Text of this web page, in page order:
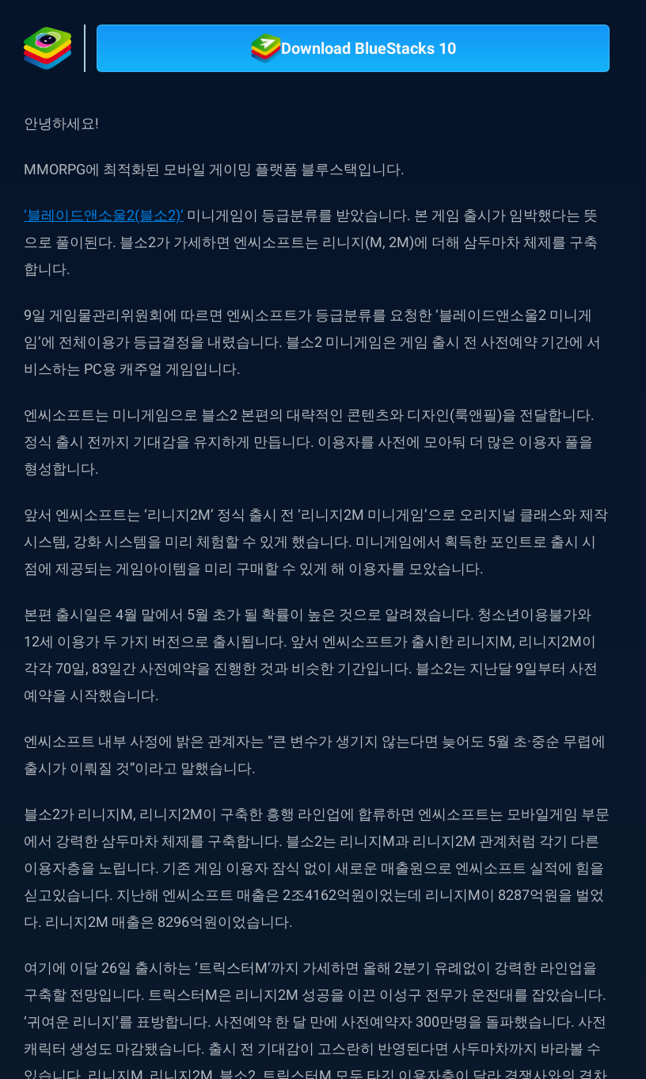
Download BlueStacks 10
안녕하세요!
MMORPG에 최적화된 모바일 게이밍 플랫폼 블루스택입니다.
‘블레이드앤소울2(블소2)’ 미니게임이 등급분류를 받았습니다. 본 게임 출시가 임박했다는 뜻
으로 풀이된다. 블소2가 가세하면 엔씨소프트는 리니지(M, 2M)에 더해 삼두마차 체제를 구축
합니다.
9일 게임물관리위원회에 따르면 엔씨소프트가 등급분류를 요청한 ‘블레이드앤소울2 미니게
임’에 전체이용가 등급결정을 내렸습니다. 블소2 미니게임은 게임 출시 전 사전예약 기간에 서
비스하는 PC용 캐주얼 게임입니다.
엔씨소프트는 미니게임으로 블소2 본편의 대략적인 콘텐츠와 디자인(룩앤필)을 전달합니다.
정식 출시 전까지 기대감을 유지하게 만듭니다. 이용자를 사전에 모아둬 더 많은 이용자 풀을
형성합니다.
앞서 엔씨소프트는 ‘리니지2M’ 정식 출시 전 ‘리니지2M 미니게임’으로 오리지널 클래스와 제작
시스템, 강화 시스템을 미리 체험할 수 있게 했습니다. 미니게임에서 획득한 포인트로 출시 시
점에 제공되는 게임아이템을 미리 구매할 수 있게 해 이용자를 모았습니다.
본편 출시일은 4월 말에서 5월 초가 될 확률이 높은 것으로 알려졌습니다. 청소년이용불가와
12세 이용가 두 가지 버전으로 출시됩니다. 앞서 엔씨소프트가 출시한 리니지M, 리니지2M이
각각 70일, 83일간 사전예약을 진행한 것과 비슷한 기간입니다. 블소2는 지난달 9일부터 사전
예약을 시작했습니다.
엔씨소프트 내부 사정에 밝은 관계자는 “큰 변수가 생기지 않는다면 늦어도 5월 초·중순 무렵에
출시가 이뤄질 것”이라고 말했습니다.
블소2가 리니지M, 리니지2M이 구축한 흥행 라인업에 합류하면 엔씨소프트는 모바일게임 부문
에서 강력한 삼두마차 체제를 구축합니다. 블소2는 리니지M과 리니지2M 관계처럼 각기 다른
이용자층을 노립니다. 기존 게임 이용자 잠식 없이 새로운 매출원으로 엔씨소프트 실적에 힘을
싣고있습니다. 지난해 엔씨소프트 매출은 2조4162억원이었는데 리니지M이 8287억원을 벌었
다. 리니지2M 매출은 8296억원이었습니다.
여기에 이달 26일 출시하는 ‘트릭스터M’까지 가세하면 올해 2분기 유례없이 강력한 라인업을
구축할 전망입니다. 트릭스터M은 리니지2M 성공을 이끈 이성구 전무가 운전대를 잡았습니다.
‘귀여운 리니지’를 표방합니다. 사전예약 한 달 만에 사전예약자 300만명을 돌파했습니다. 사전
캐릭터 생성도 마감됐습니다. 출시 전 기대감이 고스란히 반영된다면 사두마차까지 바라볼 수
있습니다. 리니지M, 리니지2M, 블소2, 트릭스터M 모두 타깃 이용자층이 달라 경쟁사와의 격차